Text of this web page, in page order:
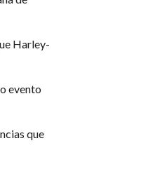
Harley-
evento
que